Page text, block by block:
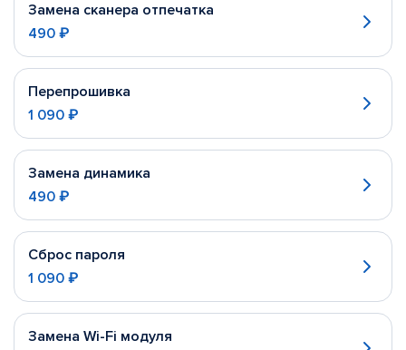
Замена сканера отпечатка
490 ₽
Перепрошивка
1 090 ₽
Замена динамика
490 ₽
Сброс пароля
1 090 ₽
Замена Wi-Fi модуля